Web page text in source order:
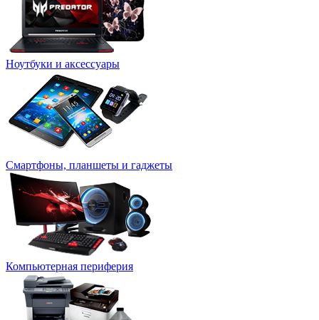
Ноутбуки и аксессуары
Смартфоны, планшеты и гаджеты
Компьютерная периферия